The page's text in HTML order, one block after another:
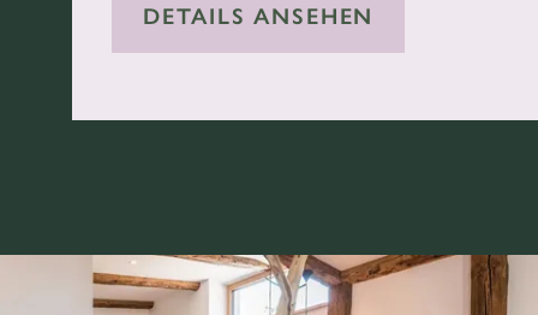
DETAILS ANSEHEN